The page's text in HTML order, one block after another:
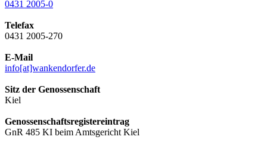
0431 2005-0
Telefax
0431 2005-270
E-Mail
info[at]wankendorfer.de
Sitz der Genossenschaft
Kiel
Genossenschaftsregistereintrag
GnR 485 KI beim Amtsgericht Kiel